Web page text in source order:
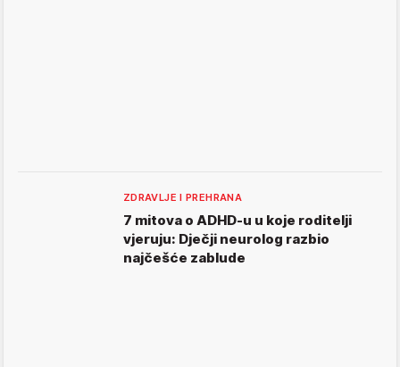
ZDRAVLJE I PREHRANA
7 mitova o ADHD-u u koje roditelji
vjeruju: Dječji neurolog razbio
najčešće zablude